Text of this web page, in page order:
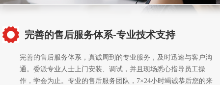
完善的售后服务体系-专业技术支持
完善的售后服务体系，真诚周到的专业服务，及时迅速与客户沟
通。委派专业人士上门安装、调试，并且现场悉心指导员工操
作，学会为止。专业的售后服务团队，7×24小时竭诚恭后您的来